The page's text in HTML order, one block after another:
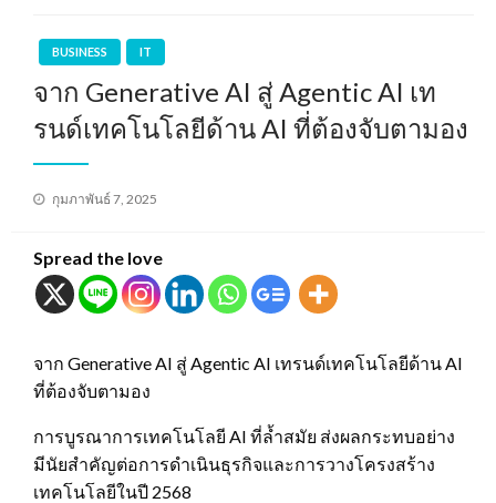
BUSINESS IT
จาก Generative AI สู่ Agentic AI เท
รนด์เทคโนโลยีด้าน AI ที่ต้องจับตามอง
Posted
กุมภาพันธ์ 7, 2025
Spread the love
จาก Generative AI สู่ Agentic AI เทรนด์เทคโนโลยีด้าน AI
ที่ต้องจับตามอง
การบูรณาการเทคโนโลยี AI ที่ล้ำสมัย ส่งผลกระทบอย่าง
มีนัยสำคัญต่อการดำเนินธุรกิจและการวางโครงสร้าง
เทคโนโลยีในปี 2568